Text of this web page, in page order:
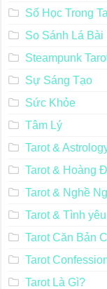
Số Học Trong
So Sánh Lá Bài
Steampunk
Sự Sáng Tạo
Sức Khỏe
Tâm Lý
Tarot &
Tarot & Hoàng
Tarot & Nghề
Tarot & Tình yêu
Tarot Căn Bản
Tarot
Tarot Là Gì?